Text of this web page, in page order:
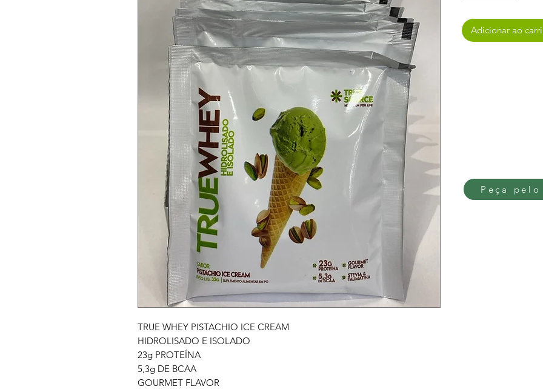
TRUE WHEY PISTACHIO ICE CREAM
HIDROLISADO E ISOLADO
23g PROTEÍNA
5,3g DE BCAA
GOURMET FLAVOR
Adicionar ao
Peça pelo